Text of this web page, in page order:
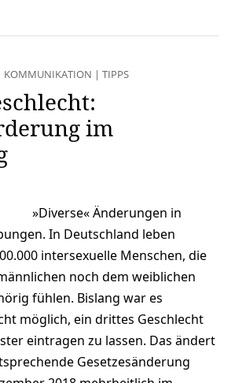
KOMMUNIKATION | TIPPS
im
»Diverse« Änderungen in
In Deutschland leben
intersexuelle Menschen, die
noch dem weiblichen
fühlen. Bislang war es
möglich, ein drittes Geschlecht
eintragen zu lassen. Das ändert
Gesetzesänderung